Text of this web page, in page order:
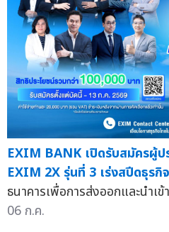
EXIM BANK เปิดรับสมัครผู้ป
EXIM 2X รุ่นที่ 3 เร่งสปีดธุรกิ
ธนาคารเพื่อการส่งออกและนำเ
06 ก.ค.